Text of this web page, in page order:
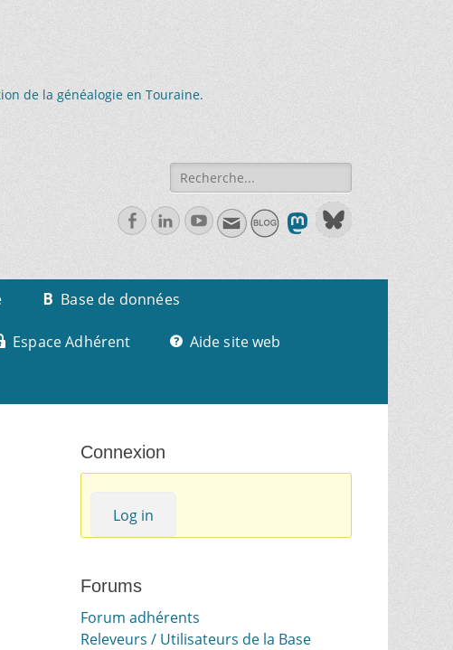
de la généalogie en Touraine.
Recherche
de:
FacebookLinkedlnYoutube
Base de données
Espace Adhérent Aide site web
Connexion
Log in
Forums
Forum adhérents
Releveurs / Utilisateurs de la Base